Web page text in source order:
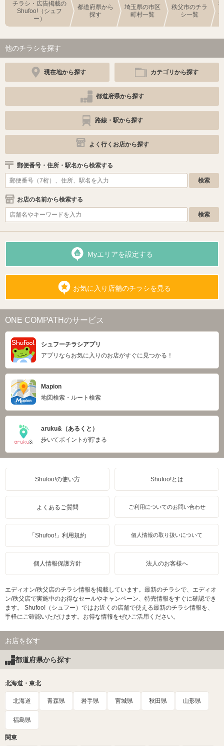
チラシ・広告掲載の
Shufoo!（シュフ
ー）
都道府県から
探す
埼玉県の市区
町村一覧
秩父市のチラ
シ一覧
他のチラシを探す
現在地から探す カテゴリから探す
都道府県から探す
路線・駅から探す
よく行くお店から探す
郵便番号・住所・駅名から検索する
お店の名前から検索する
Myエリアを設定する
お気に入り店舗のチラシを見る
ONE COMPATHのサービス
シュフーチラシアプリ
アプリならお気に入りのお店がすぐに見つかる！
Mapion
地図検索・ルート検索
aruku&（あるくと）
歩いてポイントが貯まる
Shufoo!の使い方 Shufoo!とは
よくあるご質問 ご利用についてのお問い合わせ
「Shufoo!」利用規約 個人情報の取り扱いについて
個人情報保護方針 法人のお客様へ
エディオン/秩父店のチラシ情報を掲載しています。最新のチラシで、エディオ
ン/秩父店で実施中のお得なセールやキャンペーン、特売情報をすぐに確認でき
ます。 Shufoo!（シュフー）ではお近くの店舗で使える最新のチラシ情報を、
手軽にご確認いただけます。お得な情報をぜひご活用ください。
お店を探す
都道府県から探す
北海道・東北
北海道 青森県 岩手県 宮城県 秋田県 山形県
福島県
関東